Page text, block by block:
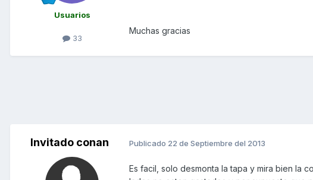
Usuarios
33
Muchas gracias
Invitado conan Publicado 22 de Septiembre del 2013
Es facil, solo desmonta la tapa y mira bien la